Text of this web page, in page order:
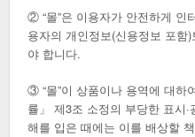
② “몰”은 이용자가 안전하게 인
용자의 개인정보(신용정보 포함
야 합니다.
③ “몰”이 상품이나 용역에 대하
률」 제3조 소정의 부당한 표시
해를 입은 때에는 이를 배상할